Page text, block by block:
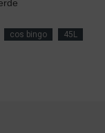
cos bingo 45L